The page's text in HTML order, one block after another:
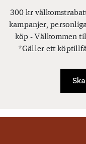
300 kr
kampanjer,
köp - Välkommen
*Gäller ett